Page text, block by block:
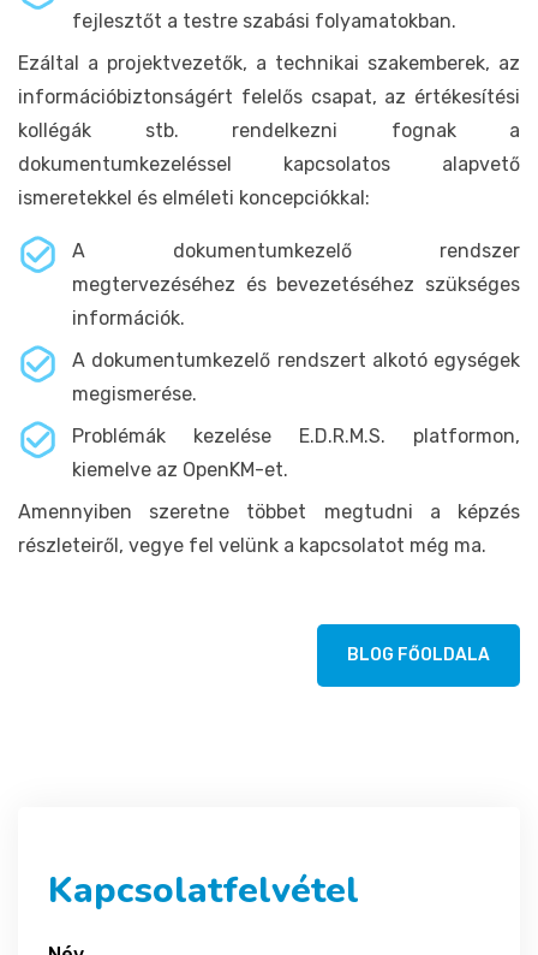
fejlesztőt a testre szabási folyamatokban.
Ezáltal a projektvezetők, a technikai szakemberek, az
információbiztonságért felelős csapat, az értékesítési
kollégák stb. rendelkezni fognak a
dokumentumkezeléssel kapcsolatos alapvető
ismeretekkel és elméleti koncepciókkal:
A dokumentumkezelő rendszer
megtervezéséhez és bevezetéséhez szükséges
információk.
A dokumentumkezelő rendszert alkotó egységek
megismerése.
Problémák kezelése E.D.R.M.S. platformon,
kiemelve az OpenKM-et.
Amennyiben szeretne többet megtudni a képzés
részleteiről, vegye fel velünk a kapcsolatot még ma.
BLOG FŐOLDALA
Kapcsolatfelvétel